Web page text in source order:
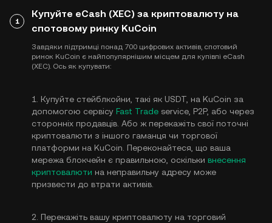
1
Купуйте eCash (XEC) за криптовалюту на
спотовому ринку KuCoin
Завдяки підтримці понад 700 цифрових активів, спотовий
ринок KuCoin є найпопулярнішим місцем для купівлі eCash
(XEC). Ось як купувати:
1. Купуйте стейблкойни, такі як USDT, на KuCoin за
допомогою сервісу Fast Trade service, P2P, або через
сторонніх продавців. Або ж перекажіть свої поточні
криптовалюти з іншого гаманця чи торгової
платформи на KuCoin. Переконайтеся, що ваша
мережа блокчейн є правильною, оскільки внесення
криптовалюти на неправильну адресу може
призвести до втрати активів.
2. Перекажіть вашу криптовалюту на торговий